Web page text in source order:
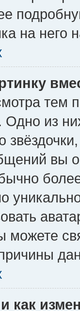
на него
тем
Одно из
вы
как